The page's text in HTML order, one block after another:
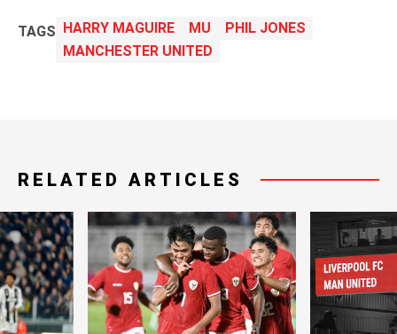
TAGS HARRY MAGUIRE MU
PHIL JONES
MANCHESTER UNITED
RELATED ARTICLES